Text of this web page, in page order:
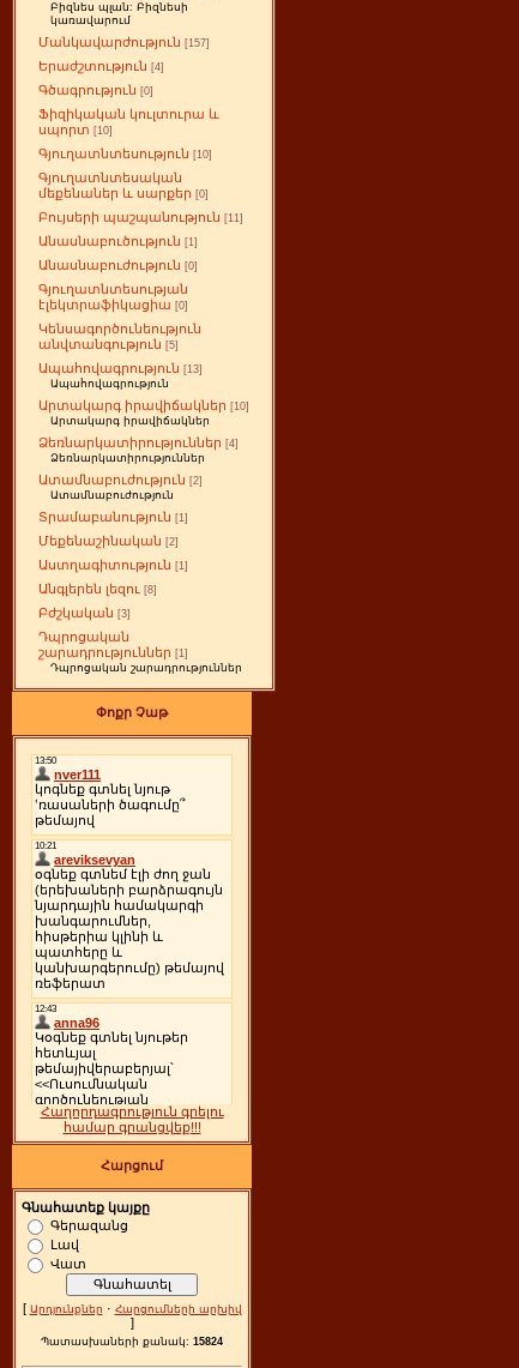
Բիզնես պլան: Բիզնեսի
կառավարում
Մանկավարժություն [157]
Երաժշտություն [4]
Գծագրություն [0]
Ֆիզիկական կուլտուրա և
սպորտ [10]
Գյուղատնտեսություն [10]
Գյուղատնտեսական
մեքենաներ և սարքեր [0]
Բույսերի պաշպանություն [11]
Անասնաբուծություն [1]
Անասնաբուժություն [0]
Գյուղատնտեսության
էլեկտրաֆիկացիա [0]
Կենսագործունեություն
անվտանգություն [5]
Ապահովագրություն [13]
Ապահովագրություն
Արտակարգ իրավիճակներ [10]
Արտակարգ իրավիճակներ
Ձեռնարկատիրություններ [4]
Ձեռնարկատիրություններ
Ատամնաբուժություն [2]
Ատամնաբուժություն
Տրամաբանություն [1]
Մեքենաշինական [2]
Աստղագիտություն [1]
Անգլերեն լեզու [8]
Բժշկական [3]
Դպրոցական
շարադրություններ [1]
Դպրոցական շարադրություններ
Փոքր Չաթ
Հաղորդագրություն գրելու
համար գրանցվեք!!!
Հարցում
Գնահատեք կայքը
Գերազանց
Լավ
Վատ
[ Արդյունքներ · Հարցումների արխիվ
]
Պատասխաների քանակ: 15824